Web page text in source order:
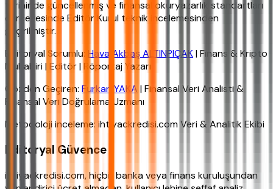
tarihinde güncellenmiş ve finansal okuryazarlık standartları
çerçevesinde Editör Kurul teknik incelemesinden
geçirilmiştir.
Editoryal Sorumlu: Hava Akbaş ALTINPIÇAK| Finans & Kripto
Muhabiri | Editör | Röportaj Yazarı
Gözden Geçiren: Furkan YAKA | Finansal Veri Analisti &
Finansal Veri Doğrulama Uzmanı
Metodoloji inceleme: ihtiyackredisi.com Veri & Analitik Ekibi
Editoryal Güvence
ihtiyackredisi.com, hiçbir banka veya finans kuruluşundan